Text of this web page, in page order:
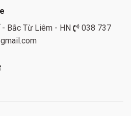
- Bắc Từ Liêm - HN
038 737